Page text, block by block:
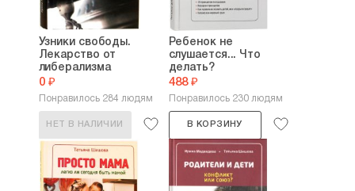
Узники свободы.
Лекарство от
либерализма
0 ₽
Понравилось 284 людям
НЕТ В НАЛИЧИИ
Ребенок не
слушается... Что
делать?
488 ₽
Понравилось 230 людям
В КОРЗИНУ